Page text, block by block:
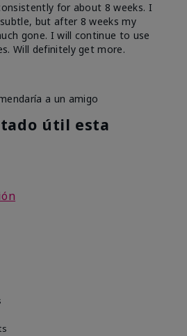
for about 8 weeks. I
but after 8 weeks my
gone. I will continue to use
Will definitely get more.
a un amigo
útil esta